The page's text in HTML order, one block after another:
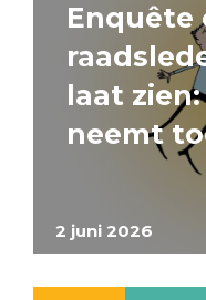
2 juni 2026
Enquête
laat
neemt